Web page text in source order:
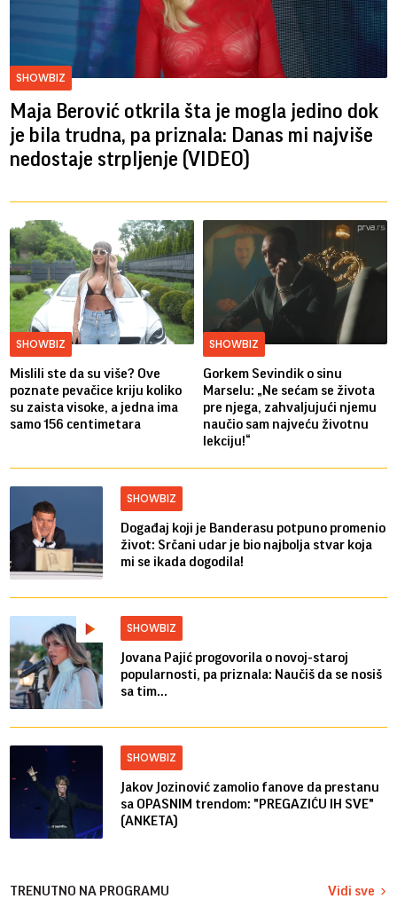
SHOWBIZ
Maja Berović otkrila šta je mogla jedino dok
je bila trudna, pa priznala: Danas mi najviše
nedostaje strpljenje (VIDEO)
SHOWBIZ
Mislili ste da su više? Ove
poznate pevačice kriju koliko
su zaista visoke, a jedna ima
samo 156 centimetara
SHOWBIZ
Gorkem Sevindik o sinu
Marselu: „Ne sećam se života
pre njega, zahvaljujući njemu
naučio sam najveću životnu
lekciju!“
SHOWBIZ
Događaj koji je Banderasu potpuno promenio
život: Srčani udar je bio najbolja stvar koja
mi se ikada dogodila!
SHOWBIZ
Jovana Pajić progovorila o novoj-staroj
popularnosti, pa priznala: Naučiš da se nosiš
sa tim...
SHOWBIZ
Jakov Jozinović zamolio fanove da prestanu
sa OPASNIM trendom: "PREGAZIĆU IH SVE"
(ANKETA)
TRENUTNO NA PROGRAMU Vidi sve